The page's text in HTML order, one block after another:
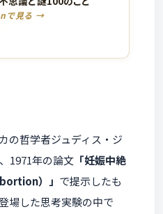
で見る →
の哲学者ジュディス・ジ
1971年の論文 「妊娠中絶
）」 で提示したも
場した思考実験の中で